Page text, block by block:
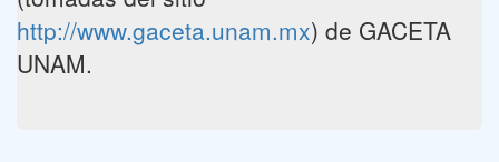
http://www.gaceta.unam.mx) de GACETA
UNAM.